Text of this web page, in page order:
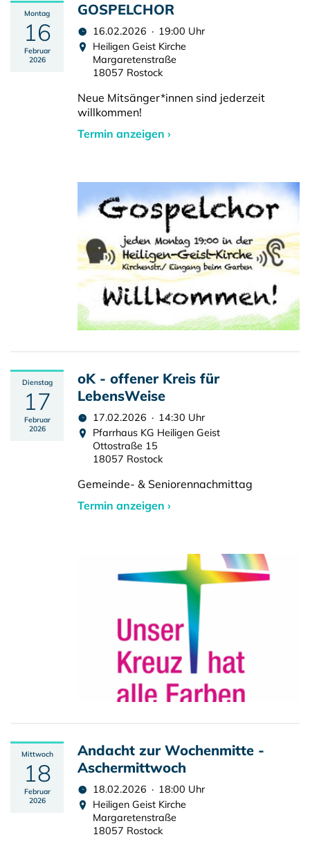
Montag
16
Februar
2026
GOSPELCHOR
16.02.2026 · 19:00 Uhr
Heiligen Geist Kirche
Margaretenstraße
18057 Rostock
Neue Mitsänger*innen sind jederzeit
willkommen!
Termin anzeigen ›
Dienstag
17
Februar
2026
oK - offener Kreis für
LebensWeise
17.02.2026 · 14:30 Uhr
Pfarrhaus KG Heiligen Geist
Ottostraße 15
18057 Rostock
Gemeinde- & Seniorennachmittag
Termin anzeigen ›
Mittwoch
18
Februar
2026
Andacht zur Wochenmitte -
Aschermittwoch
18.02.2026 · 18:00 Uhr
Heiligen Geist Kirche
Margaretenstraße
18057 Rostock